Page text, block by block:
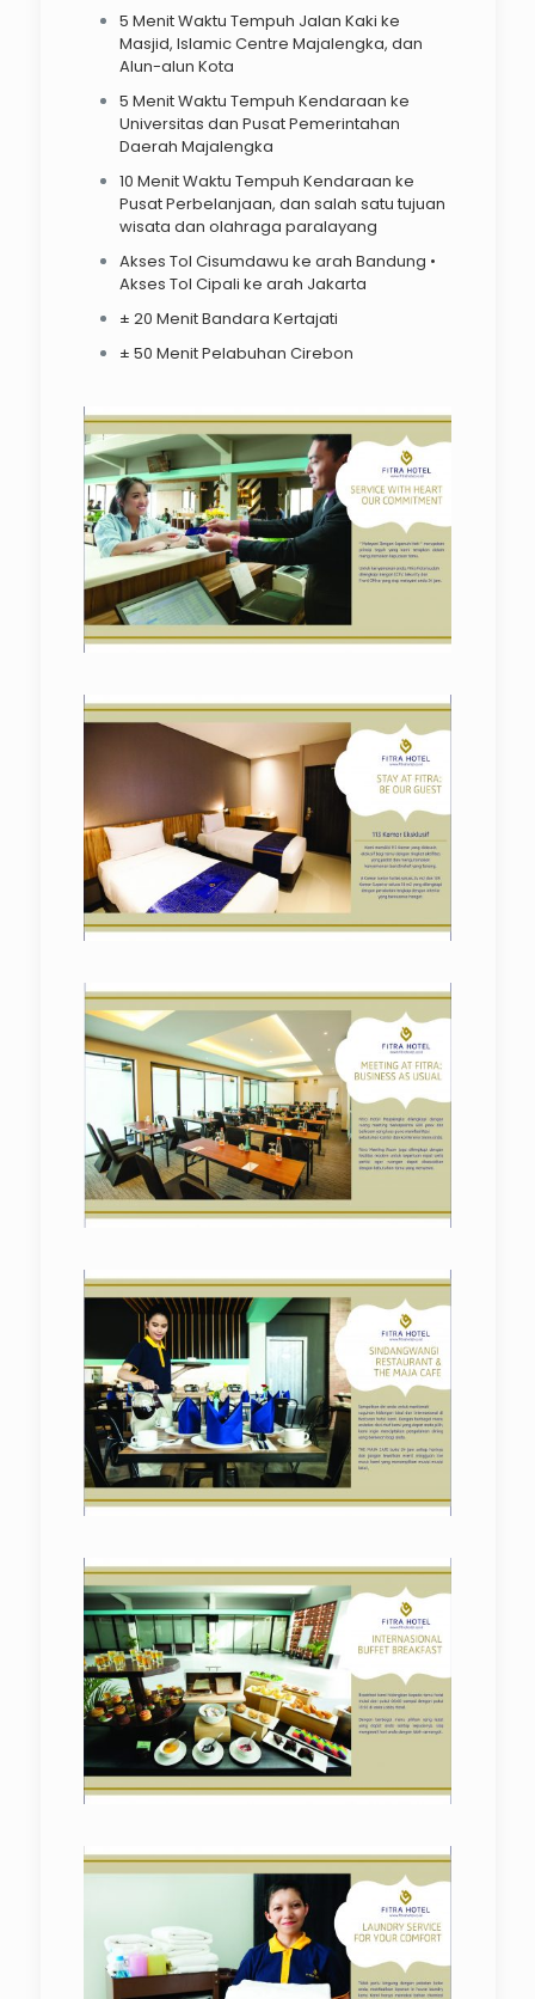
5 Menit Waktu Tempuh Jalan Kaki ke
Masjid, Islamic Centre Majalengka, dan
Alun-alun Kota
5 Menit Waktu Tempuh Kendaraan ke
Universitas dan Pusat Pemerintahan
Daerah Majalengka
10 Menit Waktu Tempuh Kendaraan ke
Pusat Perbelanjaan, dan salah satu tujuan
wisata dan olahraga paralayang
Akses Tol Cisumdawu ke arah Bandung •
Akses Tol Cipali ke arah Jakarta
± 20 Menit Bandara Kertajati
± 50 Menit Pelabuhan Cirebon